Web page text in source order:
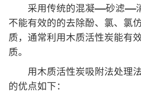
采用传统的混凝——砂滤——消
不能有效的的去除酚、氯、氯
质，通常利用木质活性炭能有
质。
用木质活性炭吸附法处理法
的优点如下：